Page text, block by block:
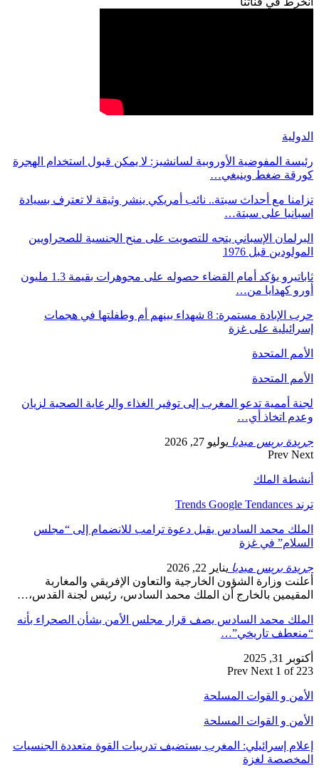
الدولية
رئيسة المفوضية الأوروبية لسانشيز: لا يمكن قبول استخدام الهجرة
كورقة ضغط وينبغي…
تزامنا مع أحداث سبتة.. نائب أمريكي ينشر وثيقة لا تعترف بسيادة
اسبانيا على سبتة…
البرلمان الإسباني يتجه للتصويت على منح الجنسية للصحراويين
المولودين قبل 1976
ثاباتيرو يؤكد أمام القضاء حصوله على مجوهرات بقيمة 1.3 مليون
أورو كهدايا من…
حرب الإبادة مستمرة: 8 شهداء بينهم أم وطفلتها في هجمات
إسرائيلية على غزة
الأمم المتحدة
الأمم المتحدة
لجنة أممية تدعو المغرب إلى توفير الغذاء والرعاية الصحية لزيان
وعدم اتخاذ أي…
جريدة بريس ميديا يوليو 27, 2026
Prev Next
أنشطة الملك
ترند Trends Google Tendances
الملك محمد السادس يقبل دعوة ترامب للانضمام إلى “مجلس
السلام” في غزة
جريدة بريس ميديا يناير 22, 2026
أعلنت وزارة الشؤون الخارجية والتعاون الإفريقي والمغاربة
المقيمين بالخارج أن الملك محمد السادس، رئيس لجنة القدس،…
الملك محمد السادس يصف قرار مجلس الأمن بشأن الصحراء بأنه
“منعطف تاريخي”…
أكتوبر 31, 2025
Prev Next 1 of 223
الأمن و القوات المسلحة
الأمن و القوات المسلحة
إعلام إسرائيلي: المغرب يستضيف تدريبات القوة متعددة الجنسيات
المخصصة لغزة